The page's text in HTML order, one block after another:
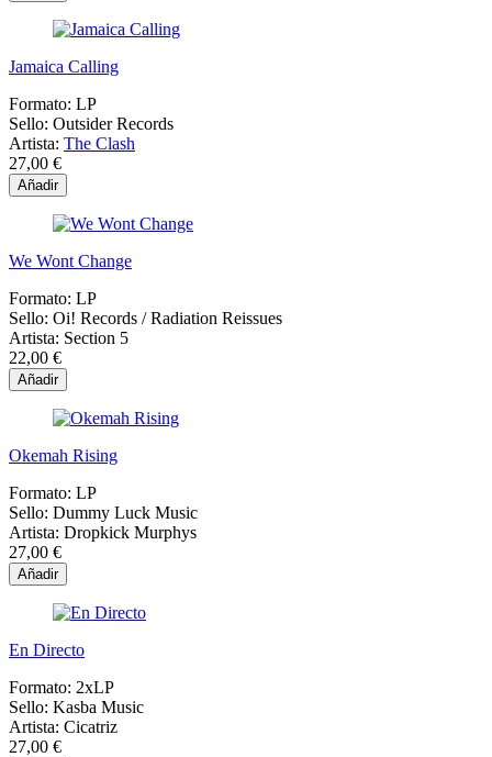
Jamaica Calling
Formato: LP
Sello: Outsider Records
Artista: The Clash
27,00 €
Añadir
We Wont Change
Formato: LP
Sello: Oi! Records / Radiation Reissues
Artista: Section 5
22,00 €
Añadir
Okemah Rising
Formato: LP
Sello: Dummy Luck Music
Artista: Dropkick Murphys
27,00 €
Añadir
En Directo
Formato: 2xLP
Sello: Kasba Music
Artista: Cicatriz
27,00 €